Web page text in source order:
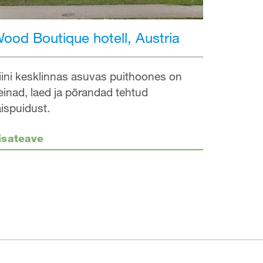
Boutique hotell, Austria
kesklinnas asuvas puithoones on
laed ja põrandad tehtud